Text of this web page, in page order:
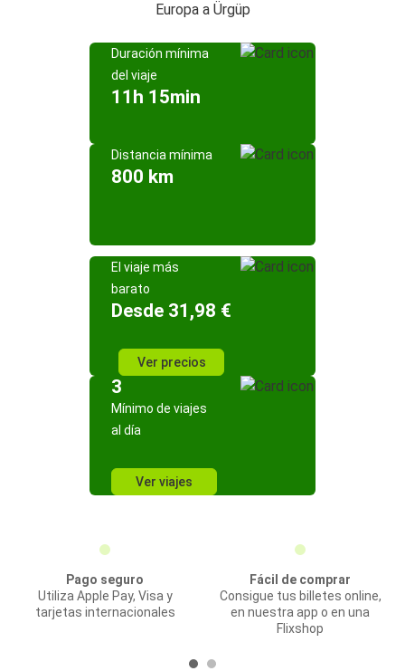
Europa a Ürgüp
Duración mínima
del viaje
11h 15min
Distancia mínima
800 km
El viaje más
barato
Desde 31,98 €
Ver precios
3
Mínimo de viajes
al día
Ver viajes
Pago seguro
Utiliza Apple Pay, Visa y
tarjetas internacionales
Fácil de comprar
Consigue tus billetes online,
en nuestra app o en una
Flixshop